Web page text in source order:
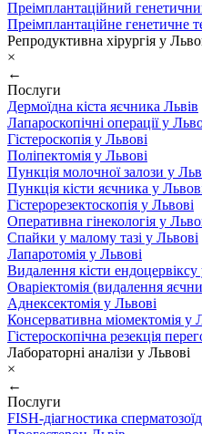
Преімплантаційний
Преімплантаційне генетичне
Репродуктивна хірургія у
×
←
Послуги
Дермоїдна кіста яєчника Львів
Лапароскопічні операції у
Гістероскопія у Львові
Поліпектомія у Львові
Пункція молочної залози у
Пункція кісти яєчника у
Гістерорезектоскопія у Львові
Оперативна гінекологія у
Спайки у малому тазі у Львові
Лапаротомія у Львові
Видалення кісти ендоцервіксу
Оваріектомія (видалення
Аднексектомія у Львові
Консервативна міомектомія у
Гістероскопічна резекція
Лабораторні аналізи у Львові
×
←
Послуги
FISH-діагностика